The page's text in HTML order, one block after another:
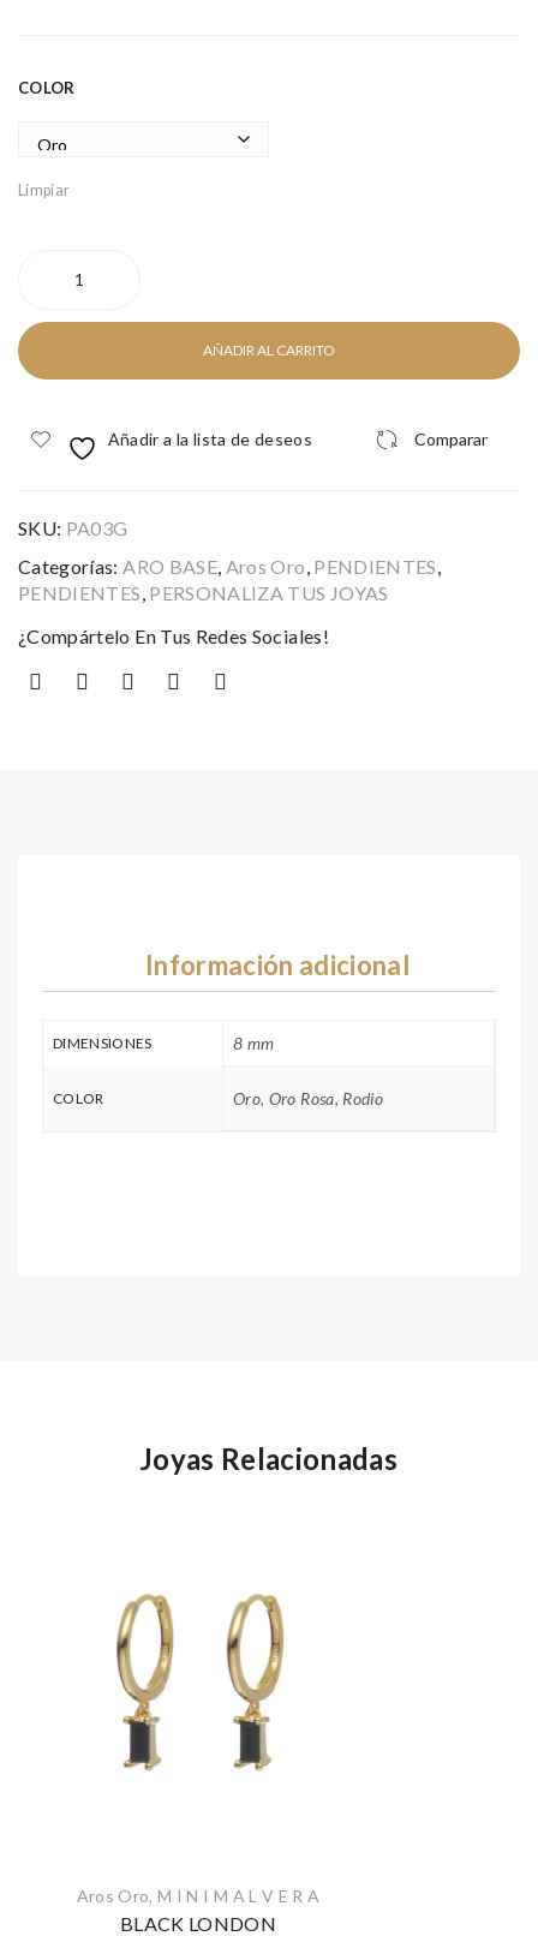
COLOR
Limpiar
cantidad
AÑADIR AL CARRITO
Añadir a la lista de deseos Comparar
SKU: PA03G
Categorías:ARO BASE, Aros Oro, PENDIENTES,
PENDIENTES, PERSONALIZA TUS JOYAS
¿Compártelo En Tus Redes Sociales!
Información adicional
DIMENSIONES 8 mm
COLOR Oro, Oro Rosa, Rodio
Joyas Relacionadas
Aros Oro,M I N I M A L V E R A
BLACK LONDON